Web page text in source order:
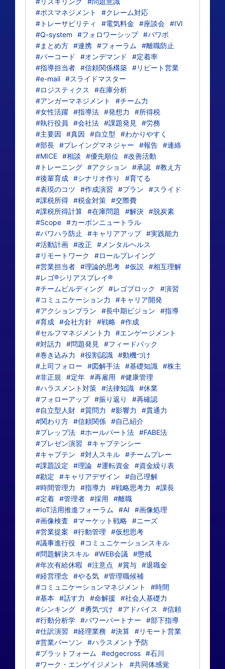
#ボスマネジメント
#クレーム対応
#トレーサビリティ
#電気料金 #座談会 #IVI
#Q-system
#フォロワーシップ #パワポ
#まとめ方 #連携 #フォーラム
#離職防止
#バーコード
#オンデマンド
#定着率
#指導担当者 #信頼関係構築 #リピート営業
#e-mail #スライドマスター
#ロジスティクス
#在庫分析
#アンガーマネジメント
#チーム力
#女性活躍 #指導法 #発想力
#所得税
#執行役員
#会社法 #課題発見
#労務
#主要因
#真因 #自立型
#わかりやすく
#部長 #プレイングマネジャー #報告 #連絡
#MICE #相談 #優先順位
#改善活動
#トレーニング #アクション #承認 #教え方
#後輩育成 #シナリオ作り
#育てる
#表現のコツ
#作成演習 #プラン
#スライド
#課税所得 #税金対策 #交際費
#課税所得計算 #在庫問題 #解決 #脱炭素
#Scope #カーボンニュートラル
#パワハラ防止
#キャリアアップ #実践能力
#活動計画 #改正
#メンタルヘルス
#リモートワーク
#ロールプレイング
#営業担当者 #理論的思考 #仮説
#相互理解
#レゴ®シリアスプレイ®
#チームビルディング #レゴブロック
#演習
#コミュニケーション力
#キャリア開発
#アクションプラン
#長中期ビジョン
#指導
#育成 #会社方針 #戦略 #作成
#セルフマネジメント力
#エンゲージメント
#対話力
#問題発見
#フィードバック
#巻き込み力
#役割認識 #動機づけ
#上司フォロー
#図解手法 #基礎知識 #株主
#非正規
#定年 #再雇用
#健康管理
#ハラスメント対策 #法律知識 #休業
#フォローアップ #振り返り
#再確認
#自立型人財 #質問力 #影響力
#貫通力
#関わり方 #信頼関係 #自己紹介
#プレップ法 #ホールパート法 #FABE法
#プレゼン演習
#キャプテンシー
#キャプテン
#対人スキル #チームプレー
#課題設定
#理論 #運転資金
#資金繰り表
#勘定
#キャリアデザイン
#自己理解
#時間管理力
#指導力 #戦略思考力
#課長
#定着 #管理者 #採用
#離職
#IoT活用推進フォーラム
#AI
#画像処理
#画像検査
#マーケット戦略 #ニーズ
#営業提案
#行動管理
#仮想思考
#議事進行役 #コミュニケーションスキル
#問題解決スキル #WEB会議
#懲戒
#年次有給休暇
#注意点 #賞与 #退職金
#経営理念 #やる気 #管理職候補
#コミュニケーションマネジメント
#時間
#基本
#話す力 #命解援
#社会人基礎力
#シンキング #勇気づけ #アドバイス
#信頼
#行動分析学 #パワーパートナー
#部下指導
#仕訳演習
#経理業務 #決算 #リモート営業
#営業パーソン
#ハラスメント予防
#プラットフォーム
#edgecross #石川
#ワーク・エンゲイジメント
#共同体感覚